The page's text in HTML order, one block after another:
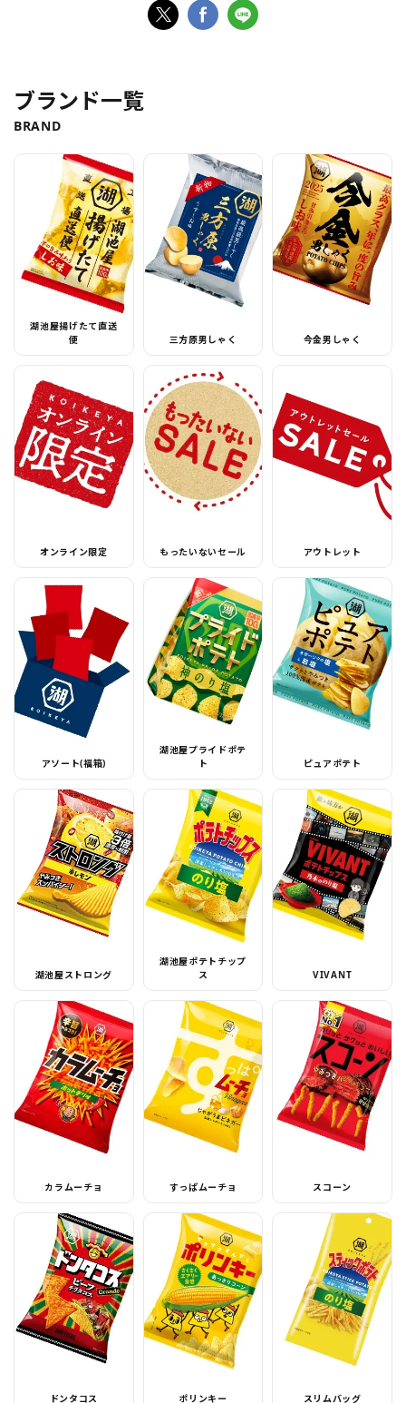
ブランド一覧
BRAND
湖池屋揚げたて直送
便
三方原男しゃく 今金男しゃく
オンライン限定 もったいないセール アウトレット
アソート(福箱)
湖池屋プライドポテ
ト
ピュアポテト
湖池屋ストロング
湖池屋ポテトチップ
ス
VIVANT
カラムーチョ すっぱムーチョ スコーン
ドンタコス ポリンキー スリムバッグ